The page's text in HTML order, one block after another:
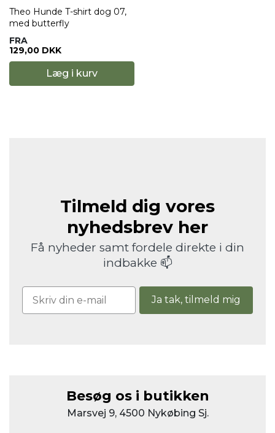
Theo Hunde T-shirt dog 07,
med butterfly
FRA
129,00 DKK
Læg i kurv
Tilmeld dig vores
nyhedsbrev her
Få nyheder samt fordele direkte i din
indbakke 📫
Ja tak, tilmeld mig
Besøg os i butikken
Marsvej 9, 4500 Nykøbing Sj.